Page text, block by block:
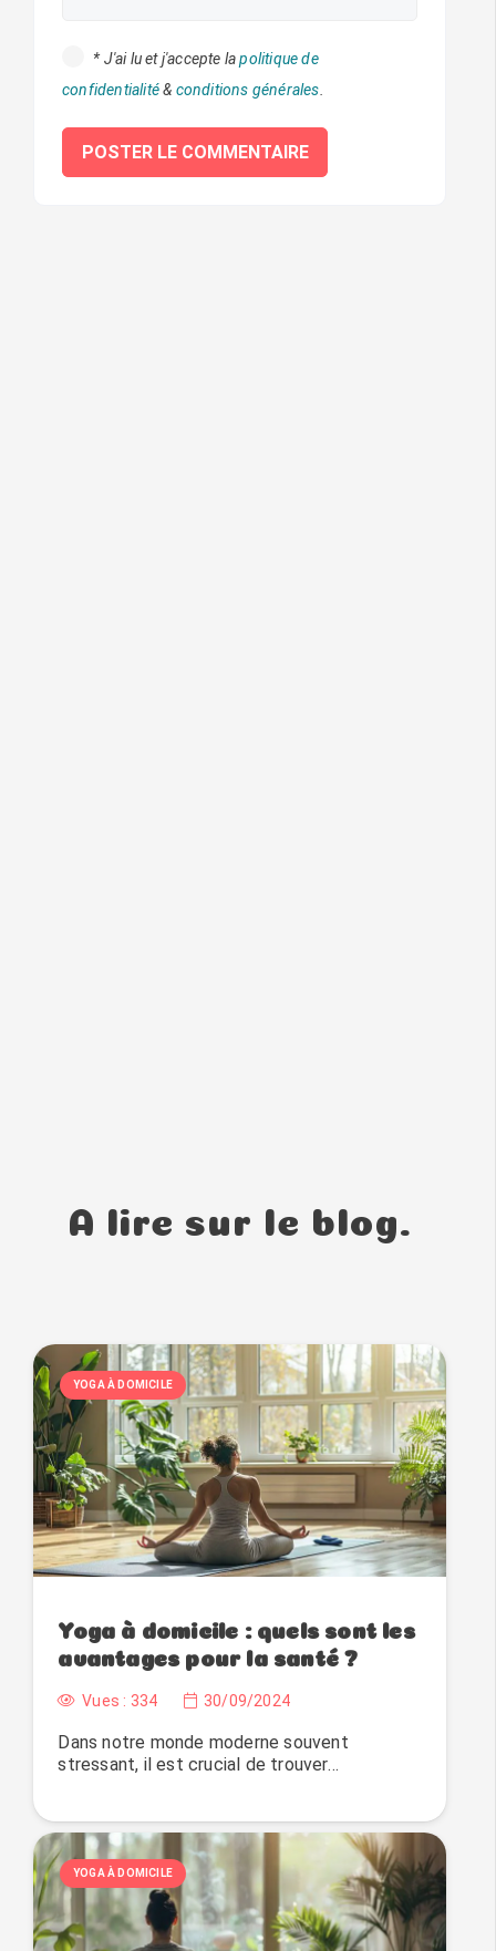
*J'ai lu et j'accepte lapolitique de
confidentialité& conditions générales.
POSTER LE COMMENTAIRE
A lire sur le blog.
YOGA À DOMICILE
Yoga à domicile : quels sont les
avantages pour la santé ?
Vues : 334 30/09/2024
Dans notre monde moderne souvent
stressant, il est crucial de trouver…
YOGA À DOMICILE